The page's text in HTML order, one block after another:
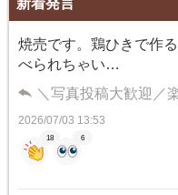
新着発言
焼売です。鶏ひきで作
べられちゃい…
＼写真投稿大歓迎／
2026/07/03 13:53
18 6